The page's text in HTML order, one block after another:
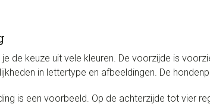
de keuze uit vele kleuren. De voorzijde is
in lettertype en afbeeldingen. De
is een voorbeeld. Op de achterzijde tot vier